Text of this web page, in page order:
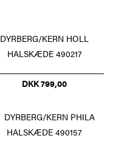
DYRBERG/KERN HOLL
HALSKÆDE 490217
DKK 799,00